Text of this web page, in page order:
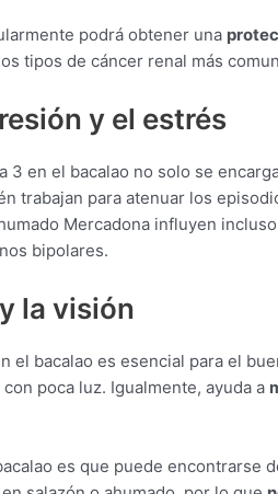
podrá obtener una
tipos de cáncer renal más
y el estrés
3 en el bacalao no solo se
trabajan para atenuar los
Mercadona influyen
bipolares.
la visión
el bacalao es esencial para el
poca luz. Igualmente, ayuda a
es que puede encontrarse